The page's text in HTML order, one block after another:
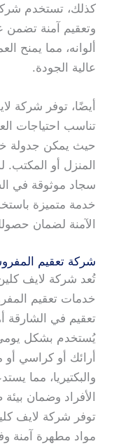
كذلك، تستخدم
وتعقيم آمنة تضمن
ألوانه، مما يمنح
عالية الجودة.
أيضًا، توفر شركة
تناسب احتياجات
حيث يمكن جدولة
المنزل أو
سجاد موثوقة في
خدمة متميزة
الآمنة لضمان
شركة تعقيم
تُعد شركة لايف
خدمات تعقيم
تعقيم في الشارقة
يُستخدم بشكل
أرائك أو كراسي أو
والبكتيريا، مما
الأفراد وضمان
توفر شركة لايف
مواد مطهرة آمنة